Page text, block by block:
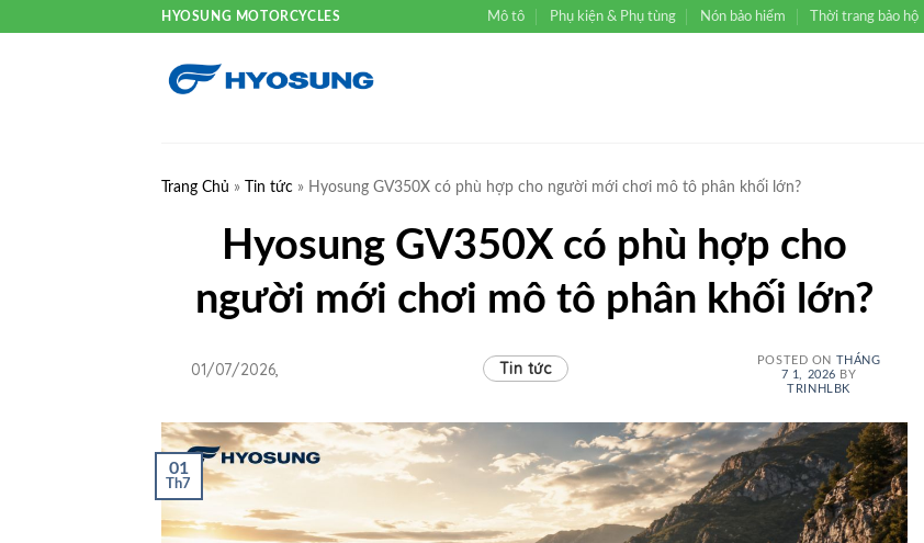
HYOSUNG MOTORCYCLES Mô tô Phụ kiện & Phụ tùng Nón bảo hiểm Thời trang bảo hộ
Trang Chủ » Tin tức » Hyosung GV350X có phù hợp cho người mới chơi mô tô phân khối lớn?
Hyosung GV350X có phù hợp cho
người mới chơi mô tô phân khối lớn?
01/07/2026, Tin tức POSTED ON
THÁNG
7 1, 2026 BY
TRINHLBK
01
Th7